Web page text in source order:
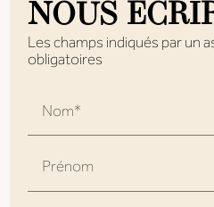
NOUS
Les champs indiqués par un
obligatoires
Nom*
Prénom